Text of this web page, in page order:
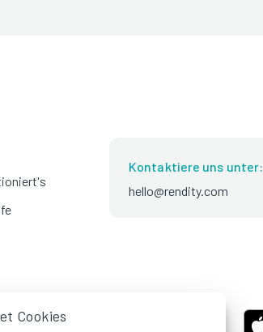
Cookies
Kontaktiere uns unter:
hello@rendity.com